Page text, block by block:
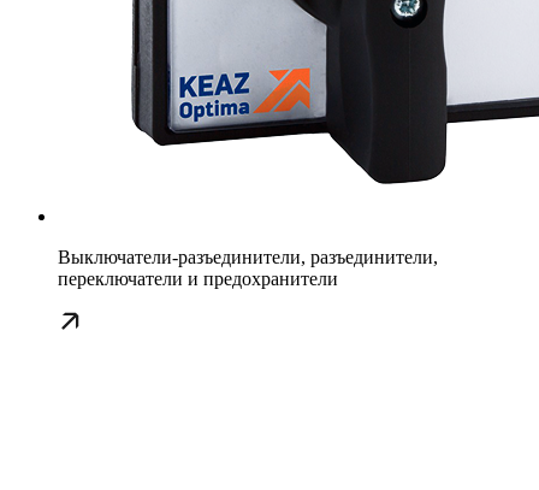
Выключатели-разъединители, разъединители,
переключатели и предохранители